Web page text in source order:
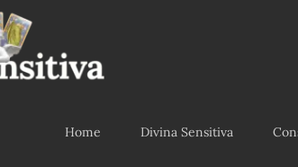
Home Divina Sensitiva